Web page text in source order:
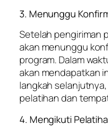
3. Menunggu
Setelah pengiriman
akan menunggu
program. Dalam
akan mendapatkan
langkah
pelatihan dan
4. Mengikuti